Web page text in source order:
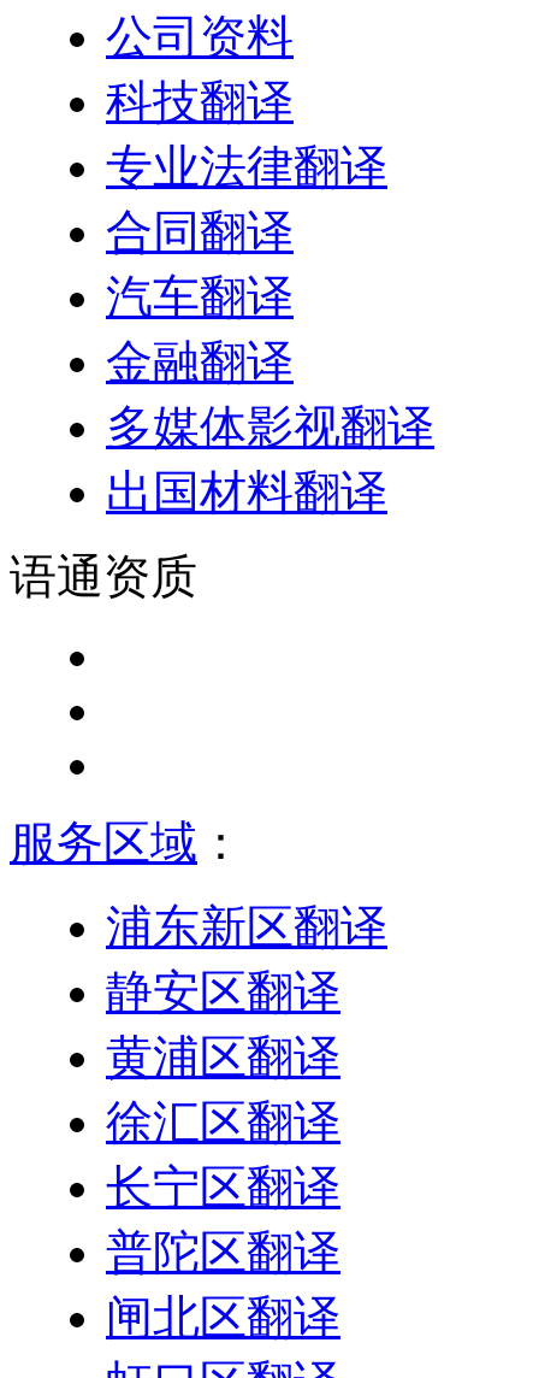
公司资料
科技翻译
专业法律翻译
合同翻译
汽车翻译
金融翻译
多媒体影视翻译
出国材料翻译
语通资质
服务区域 ：
浦东新区翻译
静安区翻译
黄浦区翻译
徐汇区翻译
长宁区翻译
普陀区翻译
闸北区翻译